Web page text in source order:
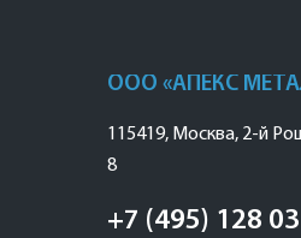
ООО «АПЕКС
115419, Москва, 2-й
8
+7 (495) 128